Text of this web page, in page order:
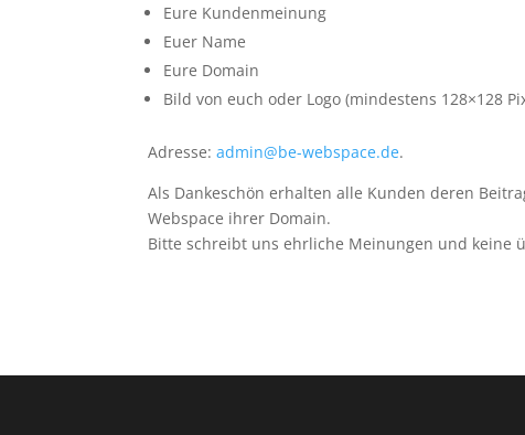
Eure Kundenmeinung
Euer Name
Eure Domain
Bild von euch oder Logo (mindestens 128×128
Adresse:admin@be-webspace.de.
Als Dankeschön erhalten alle Kunden deren
Webspace ihrer Domain.
Bitte schreibt uns ehrliche Meinungen und keine